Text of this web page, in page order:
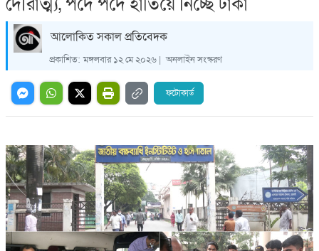
আলোকিত সকাল প্রতিবেদক
প্রকাশিত: মঙ্গলবার ১২ মে ২০২৬ | অনলাইন সংস্করণ
ফটোকার্ড